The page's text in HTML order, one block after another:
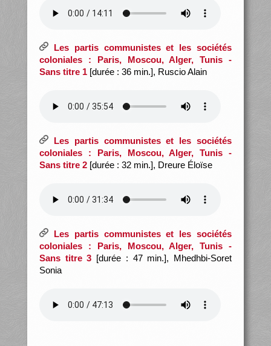
Les partis communistes et les sociétés
coloniales : Paris, Moscou, Alger, Tunis -
Sans titre 1[durée : 36 min.], Ruscio Alain
Les partis communistes et les sociétés
coloniales : Paris, Moscou, Alger, Tunis -
Sans titre 2[durée : 32 min.], Dreure Éloïse
Les partis communistes et les sociétés
coloniales : Paris, Moscou, Alger, Tunis -
Sans titre 3 [durée : 47 min.], Mhedhbi-Soret
Sonia